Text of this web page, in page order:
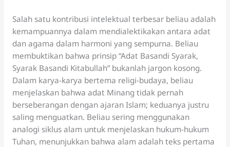
Salah satu kontribusi intelektual terbesar beliau adalah
kemampuannya dalam mendialektikakan antara adat
dan agama dalam harmoni yang sempurna. Beliau
membuktikan bahwa prinsip “Adat Basandi Syarak,
Syarak Basandi Kitabullah” bukanlah jargon kosong.
Dalam karya-karya bertema religi-budaya, beliau
menjelaskan bahwa adat Minang tidak pernah
berseberangan dengan ajaran Islam; keduanya justru
saling menguatkan. Beliau sering menggunakan
analogi siklus alam untuk menjelaskan hukum-hukum
Tuhan, menunjukkan bahwa alam adalah teks pertama